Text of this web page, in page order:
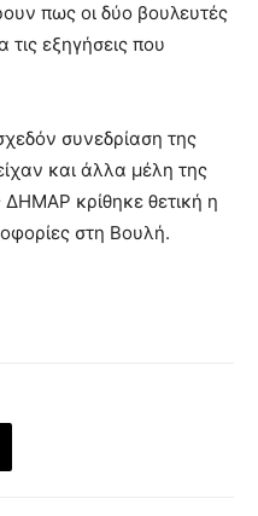
πως οι δύο βουλευτές
εξηγήσεις που
συνεδρίαση της
και άλλα μέλη της
ΔΗΜΑΡ κρίθηκε θετική η
στη Βουλή.